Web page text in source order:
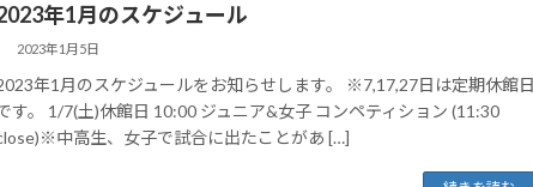
年1月のスケジュール
2023年1月5日
年1月のスケジュールをお知らせします。 ※7,17,27日は定期休館日
す。 1/7(土)休館日 10:00 ジュニア&女子 コンペティション (11:30
中高生、女子で試合に出たことがあ […]